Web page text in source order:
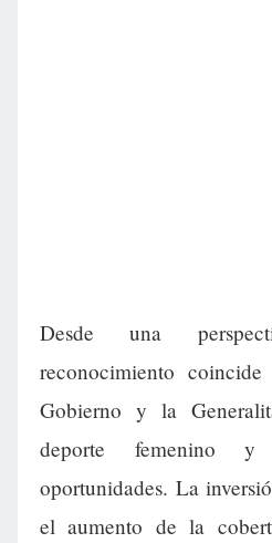
Desde una
reconocimiento
Gobierno y la
deporte femenino
oportunidades. La
el aumento de la